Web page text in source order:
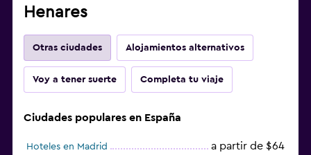
Henares
Otras ciudades Alojamientos alternativos
Voy a tener suerte Completa tu viaje
Ciudades populares en España
Hoteles en Madrid a partir de $64